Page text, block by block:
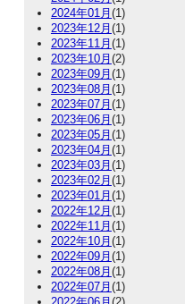
2024年01月(1)
2023年12月(1)
2023年11月(1)
2023年10月(2)
2023年09月(1)
2023年08月(1)
2023年07月(1)
2023年06月(1)
2023年05月(1)
2023年04月(1)
2023年03月(1)
2023年02月(1)
2023年01月(1)
2022年12月(1)
2022年11月(1)
2022年10月(1)
2022年09月(1)
2022年08月(1)
2022年07月(1)